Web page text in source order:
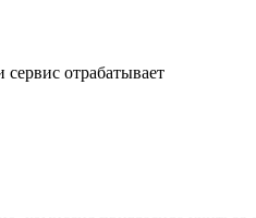
отрабатывает